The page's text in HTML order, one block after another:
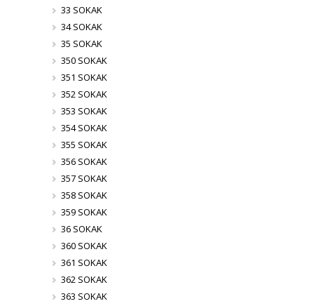
33 SOKAK
34 SOKAK
35 SOKAK
350 SOKAK
351 SOKAK
352 SOKAK
353 SOKAK
354 SOKAK
355 SOKAK
356 SOKAK
357 SOKAK
358 SOKAK
359 SOKAK
36 SOKAK
360 SOKAK
361 SOKAK
362 SOKAK
363 SOKAK